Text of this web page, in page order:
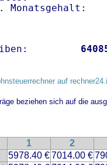
auf
beziehen sich auf die
1 2
5978.40 €7014.00 €